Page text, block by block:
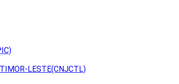
LESTE(CNJCTL)